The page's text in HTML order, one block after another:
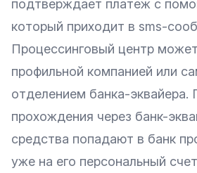
подтверждает платеж с
который приходит в sms-
Процессинговый центр
профильной компанией или
отделением банка-эквайера.
прохождения через банк-
средства попадают в банк
уже на его персональный